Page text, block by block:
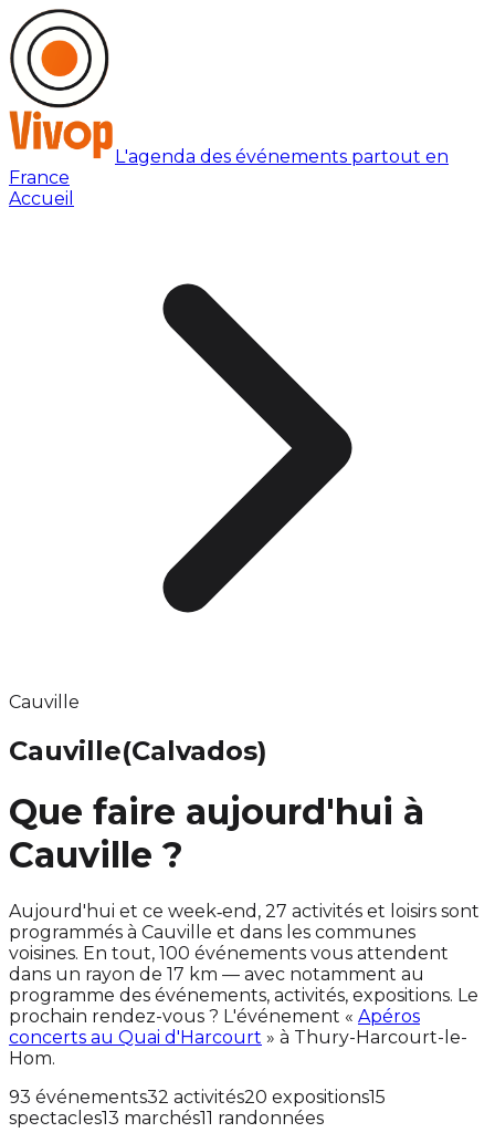
L'agenda des événements partout en
France
Accueil
Cauville
Cauville(Calvados)
Que faire aujourd'hui à
Cauville ?
Aujourd'hui et ce week‑end, 27 activités et loisirs sont
programmés à Cauville et dans les communes
voisines. En tout, 100 événements vous attendent
dans un rayon de 17 km — avec notamment au
programme des événements, activités, expositions. Le
prochain rendez-vous ? L'événement « Apéros
concerts au Quai d'Harcourt » à Thury-Harcourt-le-
Hom.
93 événements32 activités20 expositions15
spectacles13 marchés11 randonnées